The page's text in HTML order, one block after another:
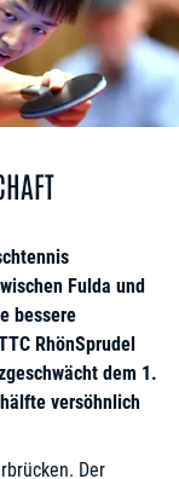
Fulda und
bessere
RhönSprudel
dem 1.
versöhnlich
Der